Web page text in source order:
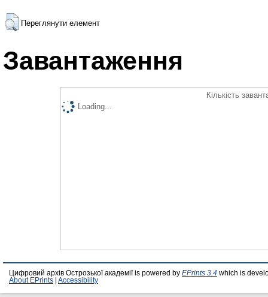
Переглянути елемент
Завантаження
Кількість
Loading...
Цифровий архів Острозької академії is powered by EPrints 3.4 which is
About EPrints
Accessibility